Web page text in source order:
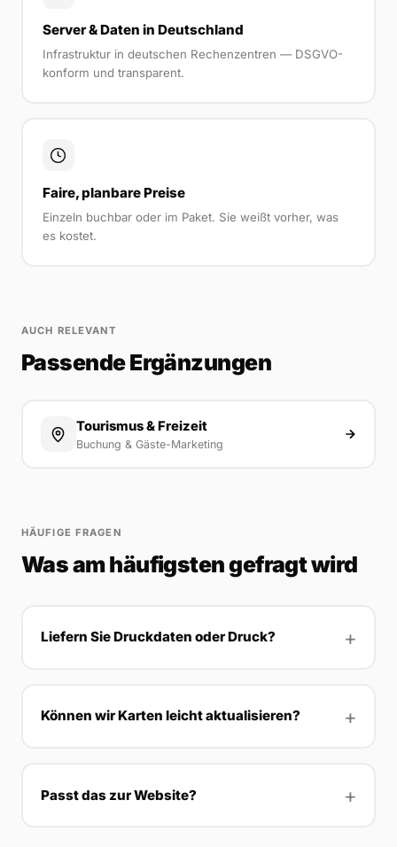
Server & Daten in Deutschland
Infrastruktur in deutschen Rechenzentren — DSGVO-
konform und transparent.
Faire, planbare Preise
Einzeln buchbar oder im Paket. Sie weißt vorher, was
es kostet.
AUCH RELEVANT
Passende Ergänzungen
Tourismus & Freizeit
Buchung & Gäste-Marketing
HÄUFIGE FRAGEN
Was am häufigsten gefragt wird
Liefern Sie Druckdaten oder Druck?
Können wir Karten leicht aktualisieren?
Passt das zur Website?